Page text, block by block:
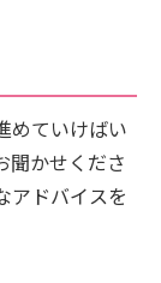
めていけばい
聞かせくださ
アドバイスを